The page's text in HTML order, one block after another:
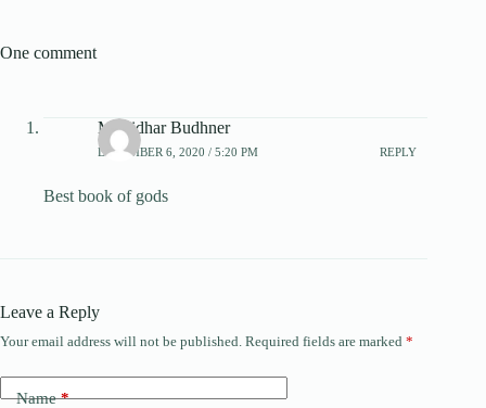
One comment
Murlidhar Budhner
DECEMBER 6, 2020 / 5:20 PM REPLY
Best book of gods
Leave a Reply
Your email address will not be published. Required fields are marked *
Name*